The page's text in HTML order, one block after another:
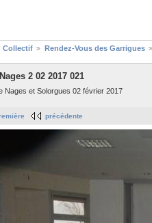
Collectif
Rendez-Vous des Garrigues
2 02 2017 021
Nages et Solorgues 02 février 2017
précédente